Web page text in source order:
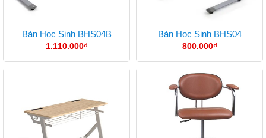
Bàn Học Sinh BHS04B
1.110.000₫
Bàn Học Sinh BHS04
800.000₫